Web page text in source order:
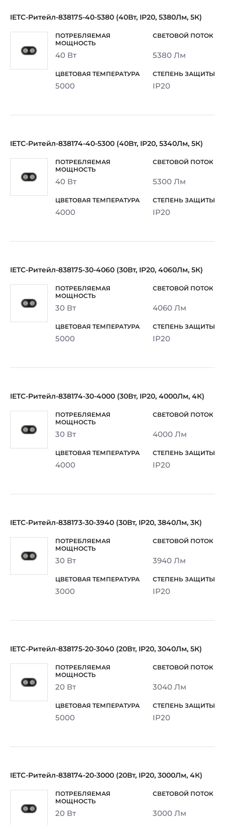
IETC-Ритейл-838175-40-5380 (40Вт, IP20, 5380Лм, 5К)
40 Вт 5380 Лм
5000 IP20
IETC-Ритейл-838174-40-5300 (40Вт, IP20, 5340Лм, 5К)
40 Вт 5300 Лм
4000 IP20
IETC-Ритейл-838175-30-4060 (30Вт, IP20, 4060Лм, 5К)
30 Вт 4060 Лм
5000 IP20
IETC-Ритейл-838174-30-4000 (30Вт, IP20, 4000Лм, 4К)
30 Вт 4000 Лм
4000 IP20
IETC-Ритейл-838173-30-3940 (30Вт, IP20, 3840Лм, 3К)
30 Вт 3940 Лм
3000 IP20
IETC-Ритейл-838175-20-3040 (20Вт, IP20, 3040Лм, 5К)
20 Вт 3040 Лм
5000 IP20
IETC-Ритейл-838174-20-3000 (20Вт, IP20, 3000Лм, 4К)
20 Вт 3000 Лм